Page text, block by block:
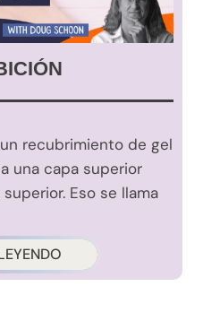
recubrimiento de gel
una capa superior
Eso se llama